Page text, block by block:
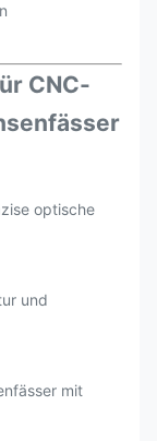
CNC-
optische
und
mit